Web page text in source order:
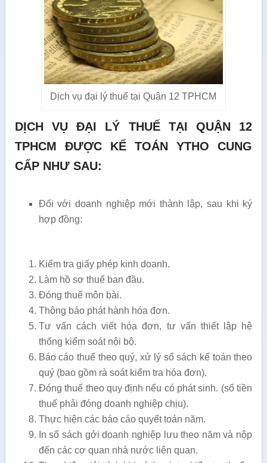
Dịch vụ đại lý thuế tại Quận 12 TPHCM
DỊCH VỤ ĐẠI LÝ THUẾ TẠI QUẬN 12
TPHCM ĐƯỢC KẾ TOÁN YTHO CUNG
CẤP NHƯ SAU:
Đối với doanh nghiệp mới thành lập, sau khi ký
hợp đồng:
Kiểm tra giấy phép kinh doanh.
Làm hồ sơ thuế ban đầu.
Đóng thuế môn bài.
Thông báo phát hành hóa đơn.
Tư vấn cách viết hóa đơn, tư vấn thiết lập hệ
thống kiểm soát nội bộ.
Báo cáo thuế theo quý, xử lý sổ sách kế toán theo
quý (bao gồm rà soát kiểm tra hóa đơn).
Đóng thuế theo quy định nếu có phát sinh. (số tiền
thuế phải đóng doanh nghiệp chịu).
Thực hiện các báo cáo quyết toán năm.
In sổ sách gởi doanh nghiệp lưu theo năm và nộp
đến các cơ quan nhà nước liên quan.